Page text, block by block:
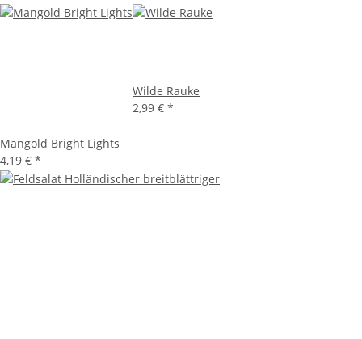
Mangold Bright Lights
4,19 € *
Wilde Rauke
2,99 € *